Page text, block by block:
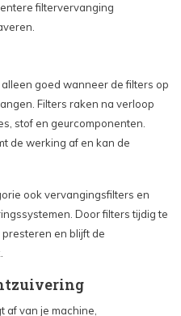
filtervervanging
goed wanneer de filters op
Filters raken na verloop
stof en geurcomponenten.
de werking af en kan de
ook vervangingsfilters en
Door filters tijdig te
en blijft de
af van je machine,